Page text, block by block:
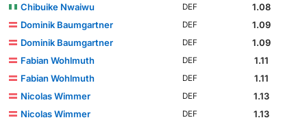
Chibuike Nwaiwu
DEF
1.08
Dominik Baumgartner
DEF
1.09
Dominik Baumgartner
DEF
1.09
Fabian Wohlmuth
DEF
1.11
Fabian Wohlmuth
DEF
1.11
Nicolas Wimmer
DEF
1.13
Nicolas Wimmer
DEF
1.13